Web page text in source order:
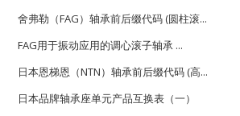
舍弗勒（FAG）轴承前后缀代码 (圆柱滚...
FAG用于振动应用的调心滚子轴承 ...
日本恩梯恩（NTN）轴承前后缀代码 (高...
日本品牌轴承座单元产品互换表（一）